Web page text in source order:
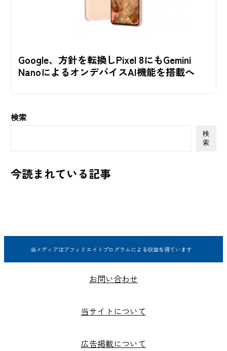
Google、方針を転換しPixel 8にもGemini
NanoによるオンデバイスAI機能を搭載へ
検索
検
索
今読まれている記事
当メディアはアフィリエイトプログラムによる収益を得ています
お問い合わせ
当サイトについて
広告掲載について